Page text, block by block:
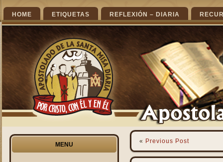
HOME ETIQUETAS REFLEXIÓN – DIARIA
MENU « Previous Post